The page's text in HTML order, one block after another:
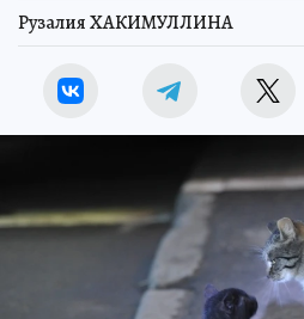
Рузалия ХАКИМУЛЛИНА